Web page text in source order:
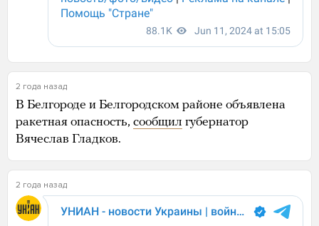
2 года назад
В Белгороде и Белгородском районе объявлена
ракетная опасность, сообщил губернатор
Вячеслав Гладков.
2 года назад